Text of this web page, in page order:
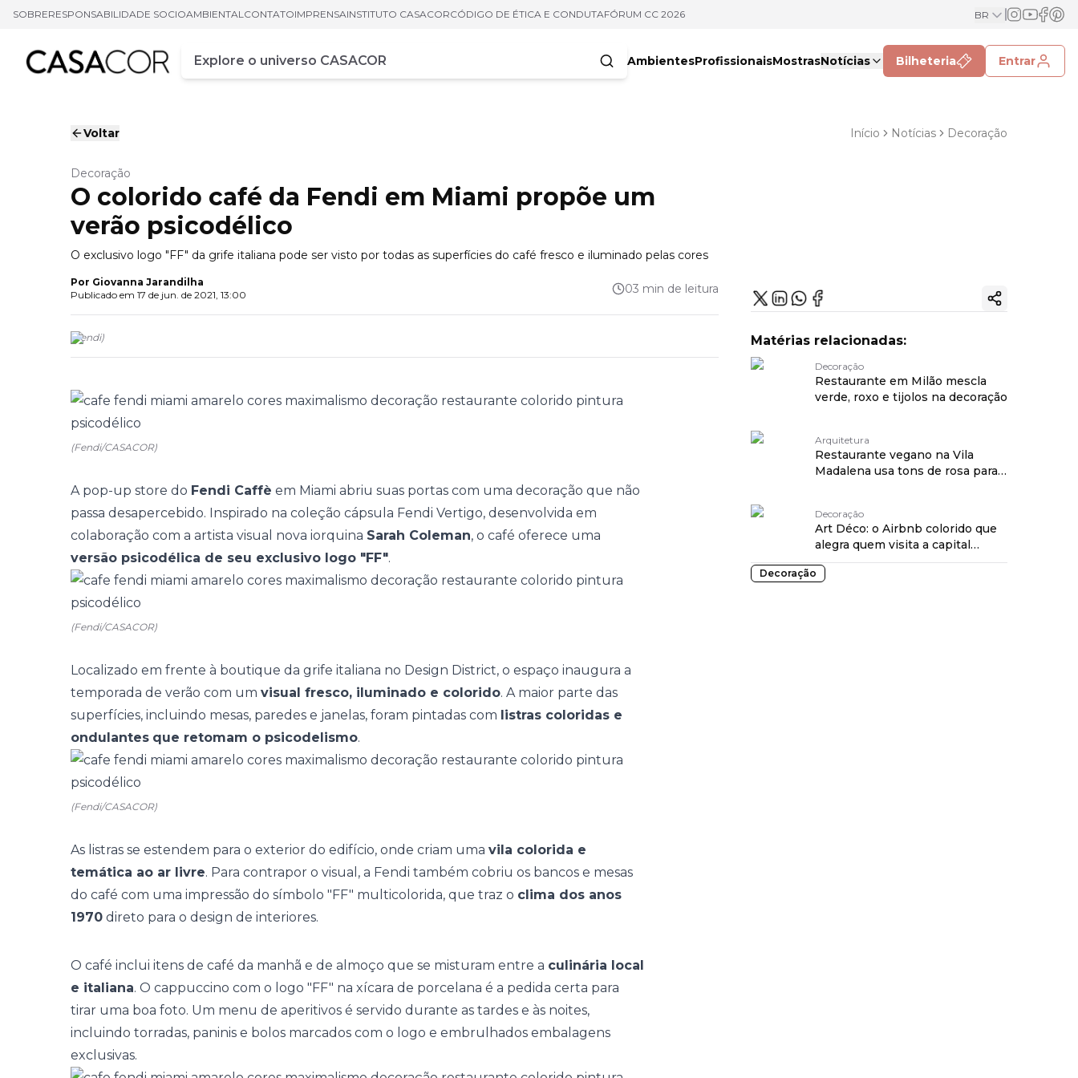
SOBRERESPONSABILIDADE SOCIOAMBIENTALCONTATOIMPRENSAINSTITUTO CASACORCÓDIGO DE ÉTICA E CONDUTAFÓRUM CC 2026 BR
Campo de busca
Digite pelo menos três caracteres
AmbientesProfissionaisMostrasNotícias Bilheteria Entrar
Voltar Início Notícias Decoração
Decoração
O colorido café da Fendi em Miami propõe um
verão psicodélico
O exclusivo logo "FF" da grife italiana pode ser visto por todas as superfícies do café fresco e iluminado pelas cores
Por Giovanna Jarandilha
Publicado em 17 de jun. de 2021, 13:00 03 min de leitura
(Fendi)
(Fendi/CASACOR)
A pop-up store do Fendi Caffè em Miami abriu suas portas com uma decoração que não
passa desapercebido. Inspirado na coleção cápsula Fendi Vertigo, desenvolvida em
colaboração com a artista visual nova iorquina Sarah Coleman, o café oferece uma
versão psicodélica de seu exclusivo logo "FF".
(Fendi/CASACOR)
Localizado em frente à boutique da grife italiana no Design District, o espaço inaugura a
temporada de verão com um visual fresco, iluminado e colorido. A maior parte das
superfícies, incluindo mesas, paredes e janelas, foram pintadas com listras coloridas e
ondulantes que retomam o psicodelismo.
(Fendi/CASACOR)
As listras se estendem para o exterior do edifício, onde criam uma vila colorida e
temática ao ar livre. Para contrapor o visual, a Fendi também cobriu os bancos e mesas
do café com uma impressão do símbolo "FF" multicolorida, que traz o clima dos anos
1970 direto para o design de interiores.
O café inclui itens de café da manhã e de almoço que se misturam entre a culinária local
e italiana. O cappuccino com o logo "FF" na xícara de porcelana é a pedida certa para
tirar uma boa foto. Um menu de aperitivos é servido durante as tardes e às noites,
incluindo torradas, paninis e bolos marcados com o logo e embrulhados embalagens
exclusivas.
Copiar link
Matérias relacionadas:
Decoração
Restaurante em Milão mescla
verde, roxo e tijolos na decoração
Arquitetura
Restaurante vegano na Vila
Madalena usa tons de rosa para
Decoração
Art Déco: o Airbnb colorido que
alegra quem visita a capital
paulista
Decoração